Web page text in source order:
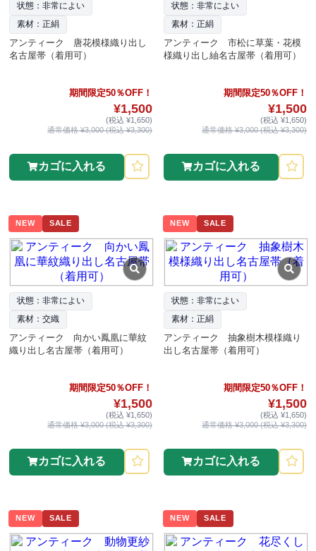
状態：非常によい
素材：正絹
アンティーク 唐花模様織り出し
名古屋帯（着用可）
期間限定50％OFF！
¥1,500
(税込 ¥1,650)
通常価格 ¥3,000 (税込 ¥3,300)
カゴに入れる
状態：非常によい
素材：正絹
アンティーク 市松に草葉・花模
様織り出し紬名古屋帯（着用可）
期間限定50％OFF！
¥1,500
(税込 ¥1,650)
通常価格 ¥3,000 (税込 ¥3,300)
カゴに入れる
NEW SALE
状態：非常によい
素材：交織
アンティーク 向かい鳳凰に華紋
織り出し名古屋帯（着用可）
期間限定50％OFF！
¥1,500
(税込 ¥1,650)
通常価格 ¥3,000 (税込 ¥3,300)
カゴに入れる
NEW SALE
状態：非常によい
素材：正絹
アンティーク 抽象樹木模様織り
出し名古屋帯（着用可）
期間限定50％OFF！
¥1,500
(税込 ¥1,650)
通常価格 ¥3,000 (税込 ¥3,300)
カゴに入れる
NEW SALE NEW SALE